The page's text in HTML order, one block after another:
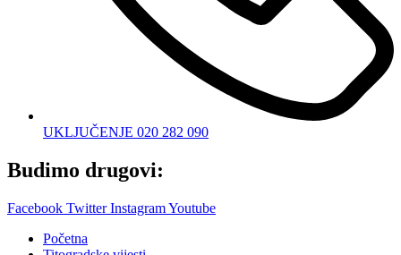
UKLJUČENJE 020 282 090
Budimo drugovi:
Facebook Twitter InstagramYoutube
Početna